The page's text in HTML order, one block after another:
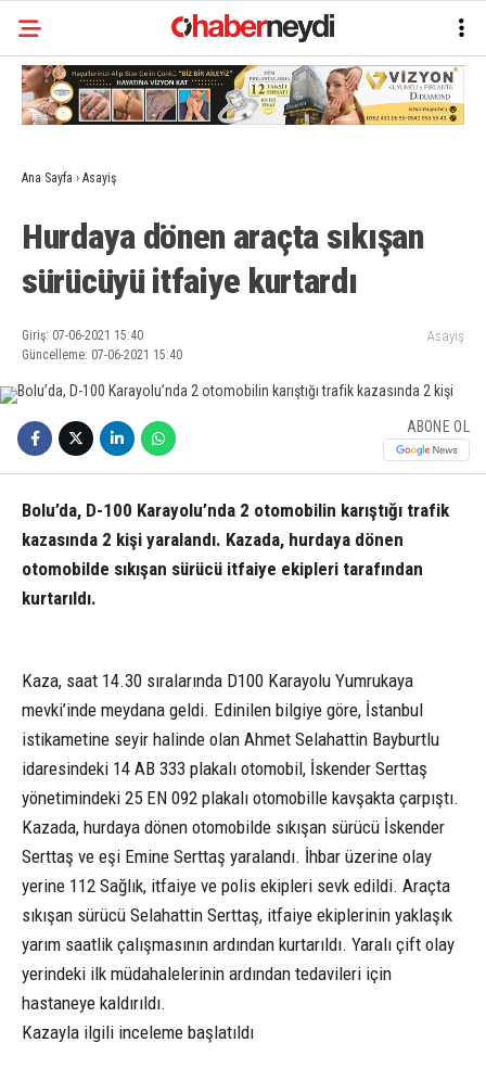
Ana Sayfa › Asayiş
Hurdaya dönen araçta sıkışan
sürücüyü itfaiye kurtardı
Giriş: 07-06-2021 15:40
Güncelleme: 07-06-2021 15:40
Asayiş
ABONE OL
Bolu’da, D-100 Karayolu’nda 2 otomobilin karıştığı trafik
kazasında 2 kişi yaralandı. Kazada, hurdaya dönen
otomobilde sıkışan sürücü itfaiye ekipleri tarafından
kurtarıldı.
Kaza, saat 14.30 sıralarında D100 Karayolu Yumrukaya
mevki’inde meydana geldi. Edinilen bilgiye göre, İstanbul
istikametine seyir halinde olan Ahmet Selahattin Bayburtlu
idaresindeki 14 AB 333 plakalı otomobil, İskender Serttaş
yönetimindeki 25 EN 092 plakalı otomobille kavşakta çarpıştı.
Kazada, hurdaya dönen otomobilde sıkışan sürücü İskender
Serttaş ve eşi Emine Serttaş yaralandı. İhbar üzerine olay
yerine 112 Sağlık, itfaiye ve polis ekipleri sevk edildi. Araçta
sıkışan sürücü Selahattin Serttaş, itfaiye ekiplerinin yaklaşık
yarım saatlik çalışmasının ardından kurtarıldı. Yaralı çift olay
yerindeki ilk müdahalelerinin ardından tedavileri için
hastaneye kaldırıldı.
Kazayla ilgili inceleme başlatıldı